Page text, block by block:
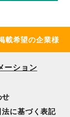
載希望の企業様
ーション
に基づく表記